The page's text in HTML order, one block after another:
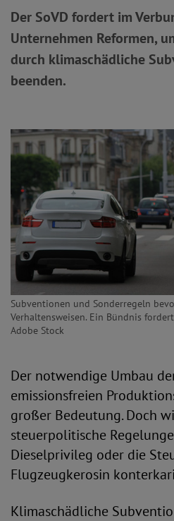
Der SoVD fordert im
Unternehmen Reformen,
durch klimaschädliche
beenden.
Subventionen und Sonderregeln
Verhaltensweisen. Ein Bündnis
Adobe Stock
Der notwendige Umbau
emissionsfreien
großer Bedeutung. Doch
steuerpolitische
Dieselprivileg oder die
Flugzeugkerosin
Klimaschädliche